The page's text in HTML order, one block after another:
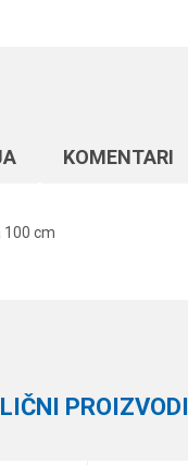
KOMENTARI
100 cm
PROIZVODI